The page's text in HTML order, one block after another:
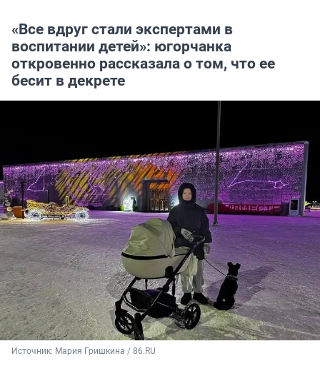
«Все вдруг стали экспертами в
воспитании детей»: югорчанка
откровенно рассказала о том, что ее
бесит в декрете
Источник: Мария Гришкина / 86.RU